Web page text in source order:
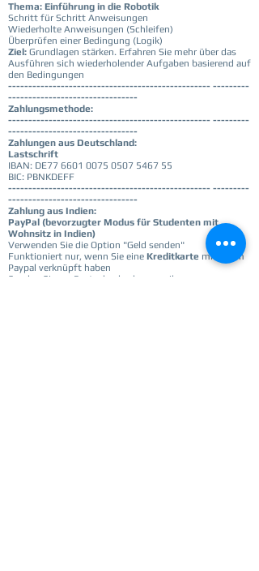
Thema: Einführung in die Robotik
Schritt für Schritt Anweisungen
Wiederholte Anweisungen (Schleifen)
Überprüfen einer Bedingung (Logik)
Ziel: Grundlagen stärken. Erfahren Sie mehr über das
Ausführen sich wiederholender Aufgaben basierend auf
den Bedingungen
-------------------------------------------------- ---------
--------------------------------
Zahlungsmethode:
-------------------------------------------------- ---------
--------------------------------
Zahlungen aus Deutschland:
Lastschrift
IBAN: DE77 6601 0075 0507 5467 55
BIC: PBNKDEFF
-------------------------------------------------- ---------
--------------------------------
Zahlung aus Indien:
PayPal (bevorzugter Modus für Studenten mit
Wohnsitz in Indien)
Verwenden Sie die Option "Geld senden"
Funktioniert nur, wenn Sie eine Kreditkarte mit Ihrem
Paypal verknüpft haben
Senden Sie an: Paatashaaley.ka@gmail.com